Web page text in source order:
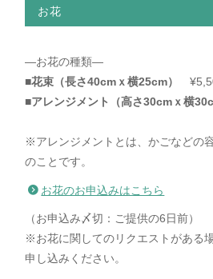
お花
―お花の種類―
■花束（長さ40cmｘ横25cm）
■アレンジメント（高さ30cmｘ横
※アレンジメントとは、かごなどの
のことです。
お花のお申込みはこちら
（お申込み〆切：ご提供の6日前）
※お花に関してのリクエストがある
申し込みください。